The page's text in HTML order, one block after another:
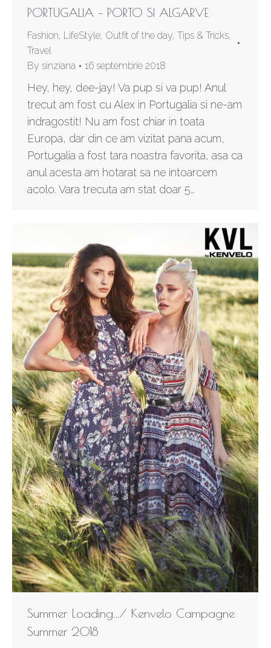
PORTUGALIA – PORTO SI ALGARVE
Fashion, LifeStyle, Outfit of the day, Tips & Tricks,
Travel
By sinziana 16 septembrie 2018
Hey, hey, dee-jay! Va pup si va pup! Anul
trecut am fost cu Alex in Portugalia si ne-am
indragostit! Nu am fost chiar in toata
Europa, dar din ce am vizitat pana acum,
Portugalia a fost tara noastra favorita, asa ca
anul acesta am hotarat sa ne intoarcem
acolo. Vara trecuta am stat doar 5…
Summer Loading…/ Kenvelo Campagne
Summer 2018